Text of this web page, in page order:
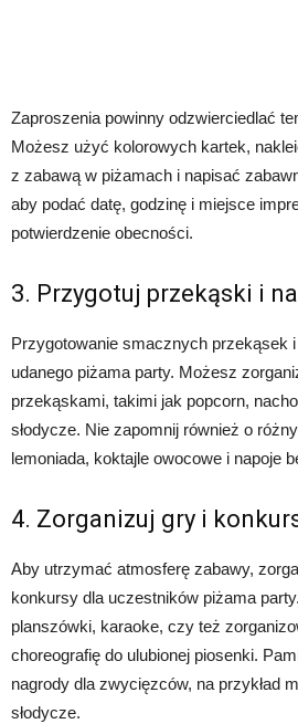
Zaproszenia powinny odzwierciedlać
Możesz użyć kolorowych kartek,
z zabawą w piżamach i napisać
aby podać datę, godzinę i miejsce
potwierdzenie obecności.
3. Przygotuj przekąski i
Przygotowanie smacznych przekąsek
udanego piżama party. Możesz
przekąskami, takimi jak popcorn,
słodycze. Nie zapomnij również o
lemoniada, koktajle owocowe i napoje
4. Zorganizuj gry i
Aby utrzymać atmosferę zabawy,
konkursy dla uczestników piżama
planszówki, karaoke, czy też
choreografię do ulubionej piosenki.
nagrody dla zwycięzców, na przykład
słodycze.